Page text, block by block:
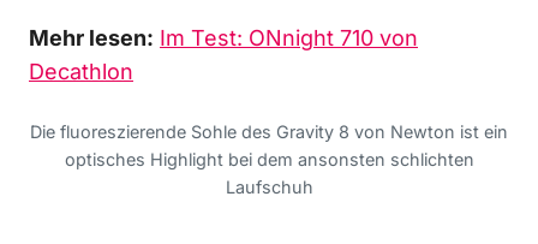
Mehr lesen: Im Test: ONnight 710 von
Decathlon
Die fluoreszierende Sohle des Gravity 8 von Newton ist ein
optisches Highlight bei dem ansonsten schlichten
Laufschuh